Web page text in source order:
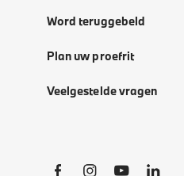
Word teruggebeld
Plan uw proefrit
Veelgestelde vragen
Social Links